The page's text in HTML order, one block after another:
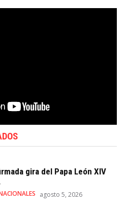
gira del Papa León XIV
agosto 5, 2026